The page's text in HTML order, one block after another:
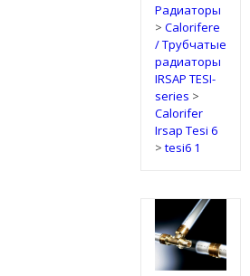
Радиаторы
> Calorifere
/ Трубчатые
радиаторы
IRSAP TESI-
series >
Calorifer
Irsap Tesi 6
> tesi6 1